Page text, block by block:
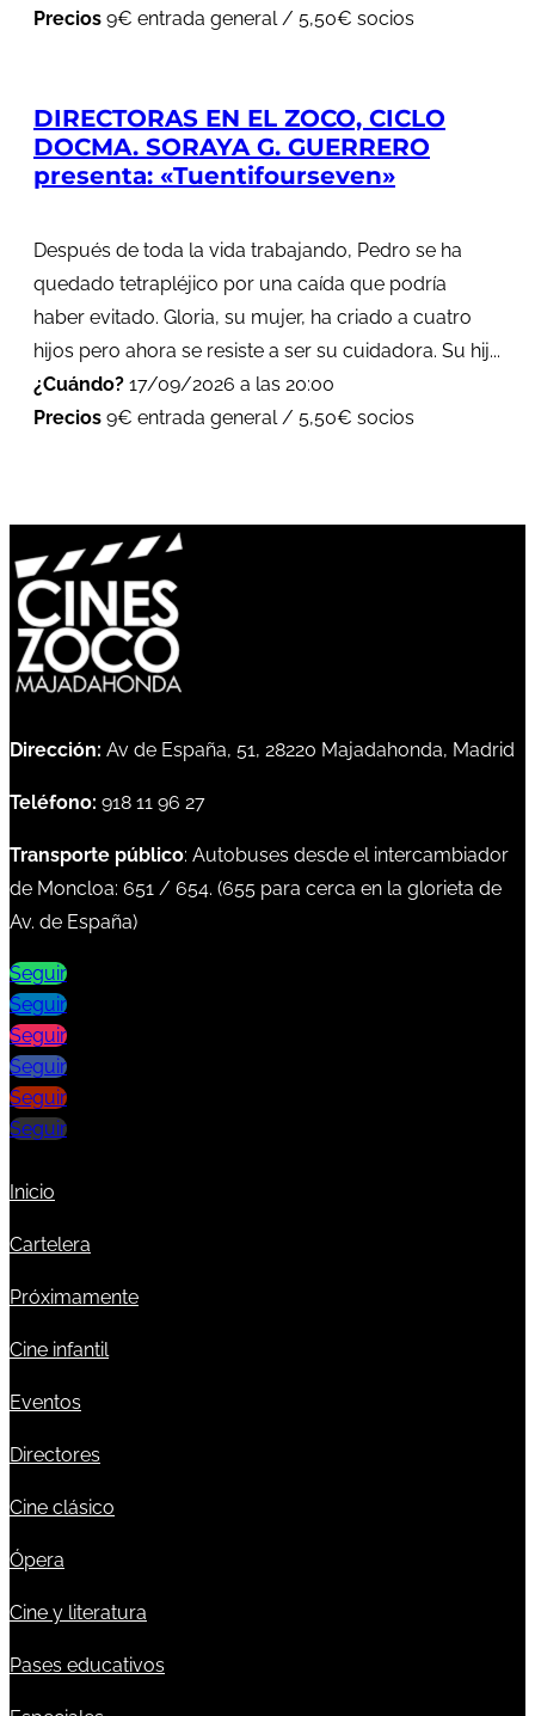
Precios 9€ entrada general / 5,50€ socios
DIRECTORAS EN EL ZOCO, CICLO
DOCMA. SORAYA G. GUERRERO
presenta: «Tuentifourseven»
Después de toda la vida trabajando, Pedro se ha
quedado tetrapléjico por una caída que podría
haber evitado. Gloria, su mujer, ha criado a cuatro
hijos pero ahora se resiste a ser su cuidadora. Su hij...
¿Cuándo? 17/09/2026 a las 20:00
Precios 9€ entrada general / 5,50€ socios
Dirección: Av de España, 51, 28220 Majadahonda, Madrid
Teléfono: 918 11 96 27
Transporte público: Autobuses desde el intercambiador
de Moncloa: 651 / 654. (655 para cerca en la glorieta de
Av. de España)
Seguir
Seguir
Seguir
Seguir
Seguir
Seguir
Inicio
Cartelera
Próximamente
Cine infantil
Eventos
Directores
Cine clásico
Ópera
Cine y literatura
Pases educativos